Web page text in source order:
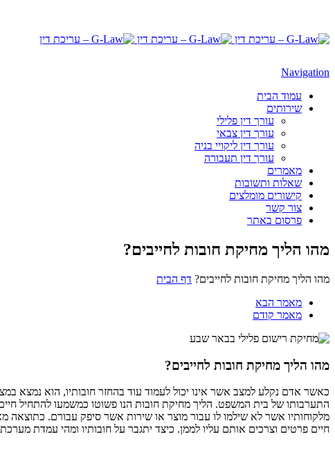
Navigation
עמוד הבית
שירותים
עורך דין פלילי
עורך דין צבאי
עורך דין ליקויי בניה
עורך דין תעבורה
מאמרים
שאלות ותשובות
קישורים מומלצים
צור קשר
פרסום באתר
מהו הליך מחיקת חובות לחייבים?
מהו הליך מחיקת חובות לחייבים? דף הבית
מאמר הבא
מאמר קודם
מהו הליך מחיקת חובות לחייבים?
כאשר אדם נקלע למצב אשר אינו יכול לעמוד עוד בהחזר חובותיו, הוא נמצא
התערבותו של בית המשפט. הליך מחיקת חובות הנו פשוטו כמשמעו להתחיל
מלקוחותיו אשר לא שילמו לו עבור מוצר או שירות אשר סיפק עבורם.
חיים פרטים וצרכים אותם עליו לממן. כיצד יתגבר על חובותיו ומהי עמדת